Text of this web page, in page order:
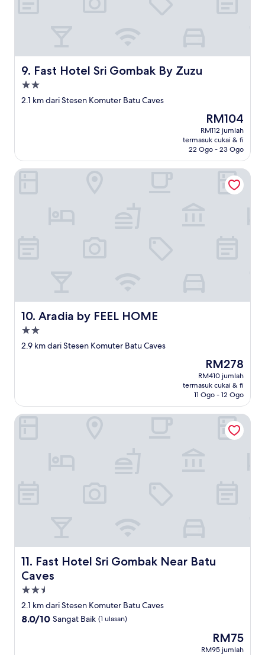
9. Fast Hotel Sri Gombak By Zuzu
Fast Hotel Sri Gombak By Zuzu
Hartanah
2.0
2.1 km dari Stesen Komuter Batu Caves
Harga
ialah
RM104
RM104
RM112 jumlah
termasuk cukai & fi
22 Ogo - 23 Ogo
10. Aradia by FEEL HOME
Aradia by FEEL HOME
Hartanah
2.0
2.9 km dari Stesen Komuter Batu Caves
Harga
ialah
RM278
RM278
RM410 jumlah
termasuk cukai & fi
11 Ogo - 12 Ogo
Aradia by FEEL HOME
11. Fast Hotel Sri Gombak Near Batu
Caves
Fast Hotel Sri Gombak Near Batu Caves
Hartanah
2.5
bintang
2.1 km dari Stesen Komuter Batu Caves
8.0
8.0/10 Sangat Baik (1 ulasan)
Harga
ialah
RM75
RM95 jumlah
Fast Hotel Sri Gombak Near Batu Caves